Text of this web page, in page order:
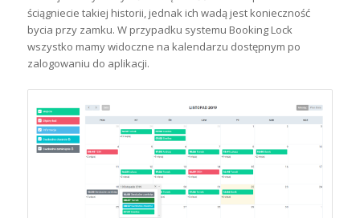
ściągniecie takiej historii, jednak ich wadą jest konieczność
bycia przy zamku. W przypadku systemu Booking Lock
wszystko mamy widoczne na kalendarzu dostępnym po
zalogowaniu do aplikacji.